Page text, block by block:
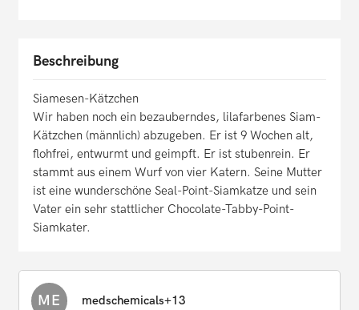
Beschreibung
Siamesen-Kätzchen
Wir haben noch ein bezauberndes, lilafarbenes Siam-
Kätzchen (männlich) abzugeben. Er ist 9 Wochen alt,
flohfrei, entwurmt und geimpft. Er ist stubenrein. Er
stammt aus einem Wurf von vier Katern. Seine Mutter
ist eine wunderschöne Seal-Point-Siamkatze und sein
Vater ein sehr stattlicher Chocolate-Tabby-Point-
Siamkater.
ME medschemicals+13